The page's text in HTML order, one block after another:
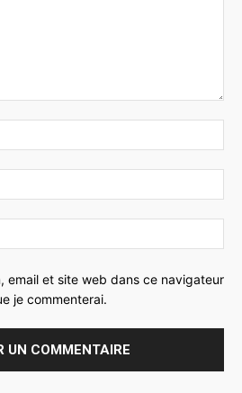
:*
:*
:
email et site web dans ce navigateur
je commenterai.